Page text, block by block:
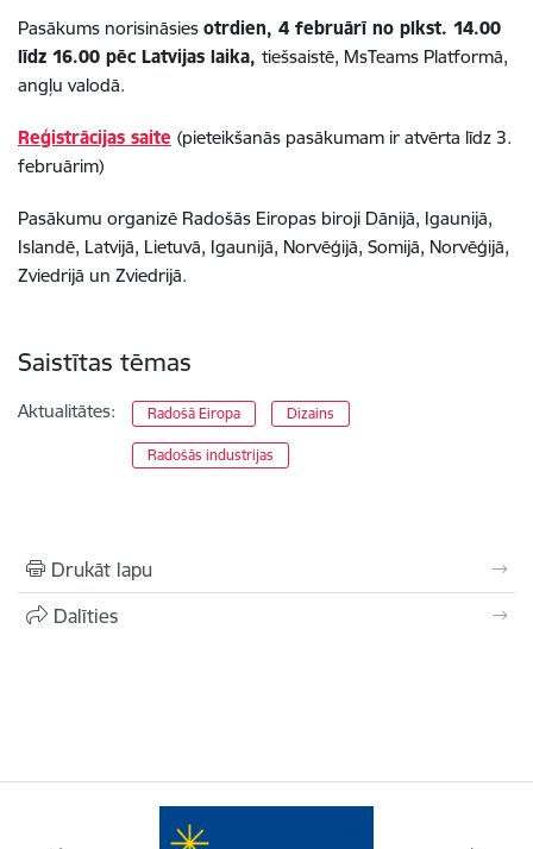
Pasākums norisināsies otrdien, 4 februārī no plkst. 14.00
līdz 16.00 pēc Latvijas laika, tiešsaistē, MsTeams Platformā,
angļu valodā.
Reģistrācijas saite (pieteikšanās pasākumam ir atvērta līdz 3.
februārim)
Pasākumu organizē Radošās Eiropas biroji Dānijā, Igaunijā,
Islandē, Latvijā, Lietuvā, Igaunijā, Norvēģijā, Somijā, Norvēģijā,
Zviedrijā un Zviedrijā.
Saistītas tēmas
Aktualitātes: Radošā Eiropa Dizains
Radošās industrijas
Drukāt lapu
Dalīties